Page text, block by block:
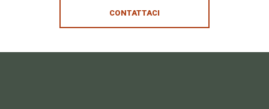
CONTATTACI